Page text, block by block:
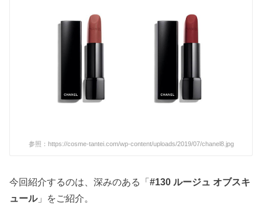
参照：https://cosme-tantei.com/wp-content/uploads/2019/07/chanel8.jpg
今回紹介するのは、深みのある「#130 ルージュ オブスキ
ュール」をご紹介。